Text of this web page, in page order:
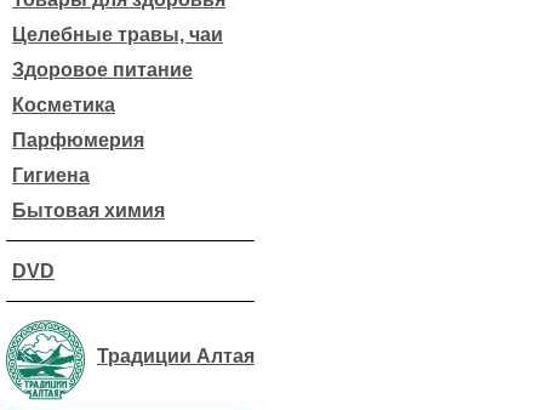
Целебные травы, чаи
Здоровое питание
Косметика
Парфюмерия
Гигиена
Бытовая химия
DVD
Традиции Алтая